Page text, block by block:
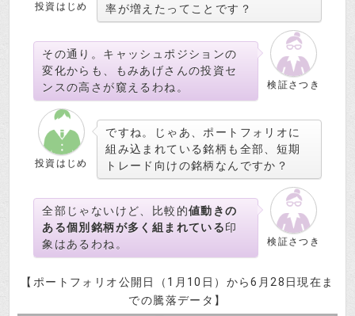
投資はじめ
率が増えたってことです？
検証さつき
その通り。キャッシュポジションの
変化からも、もみあげさんの投資セ
ンスの高さが窺えるわね。
投資はじめ
ですね。じゃあ、ポートフォリオに
組み込まれている銘柄も全部、短期
トレード向けの銘柄なんですか？
検証さつき
全部じゃないけど、比較的値動きの
ある個別銘柄が多く組まれている印
象はあるわね。
【ポートフォリオ公開日（1月10日）から6月28日現在ま
での騰落データ】